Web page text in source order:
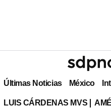
Últimas Noticias México
LUIS CÁRDENAS MVS